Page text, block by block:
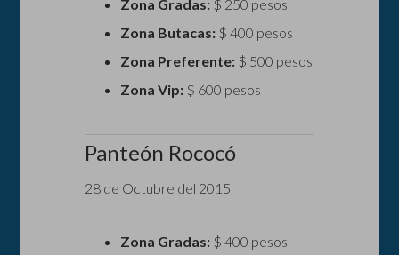
Zona Gradas: $ 250 pesos
Zona Butacas: $ 400 pesos
Zona Preferente: $ 500 pesos
Zona Vip: $ 600 pesos
Panteón Rococó
28 de Octubre del 2015
Zona Gradas: $ 400 pesos